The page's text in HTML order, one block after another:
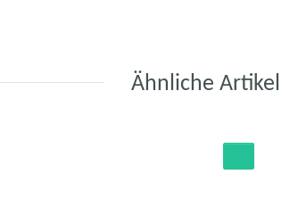
Ähnliche Artikel